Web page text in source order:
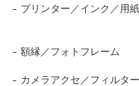
プリンター／インク／用紙
額縁／フォトフレーム
カメラアクセ／フィルタ